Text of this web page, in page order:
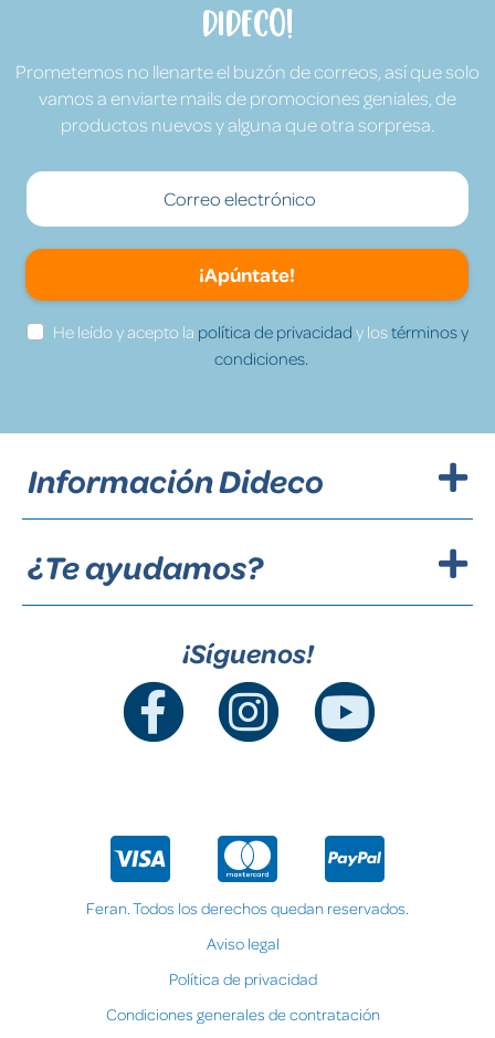
Dideco!
Prometemos no llenarte el buzón de correos, así que solo
vamos a enviarte mails de promociones geniales, de
productos nuevos y alguna que otra sorpresa.
¡Apúntate!
He leído y acepto la política de privacidad y lostérminos y
condiciones.
Información Dideco
¿Te ayudamos?
¡Síguenos!
Feran. Todos los derechos quedan reservados.
Aviso legal
Política de privacidad
Condiciones generales de contratación